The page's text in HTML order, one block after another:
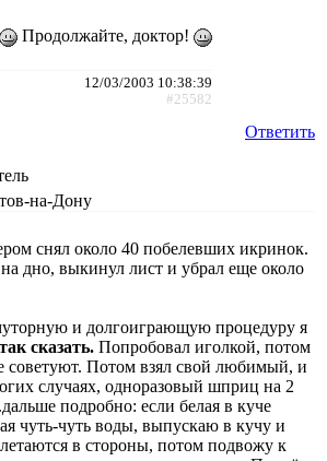
Продолжайте, доктор!
12/03/2003 10:38:39
#25582
Ответить
на-Дону
снял около 40 побелевших икринок.
дно, выкинул лист и убрал еще около
и долгоиграющую процедуру я
сказать. Попробовал иголкой, потом
советуют. Потом взял свой любимый, и
случаях, одноразовый шприц на 2
подробно: если белая в куче
чуть-чуть воды, выпускаю в кучу и
в стороны, потом подвожу к